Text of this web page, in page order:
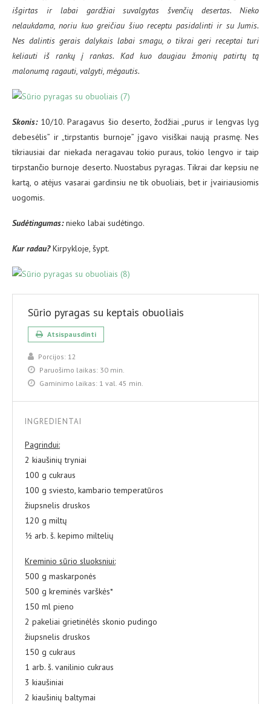
išgirtas ir labai gardžiai suvalgytas švenčių desertas. Nieko
nelaukdama, noriu kuo greičiau šiuo receptu pasidalinti ir su Jumis.
Nes dalintis gerais dalykais labai smagu, o tikrai geri receptai turi
keliauti iš rankų į rankas. Kad kuo daugiau žmonių patirtų tą
malonumą ragauti, valgyti, mėgautis.
Skonis:10/10. Paragavus šio deserto, žodžiai „purus ir lengvas lyg
debesėlis” ir „tirpstantis burnoje” įgavo visiškai naują prasmę. Nes
tikriausiai dar niekada neragavau tokio puraus, tokio lengvo ir taip
tirpstančio burnoje deserto. Nuostabus pyragas. Tikrai dar kepsiu ne
kartą, o atėjus vasarai gardinsiu ne tik obuoliais, bet ir įvairiausiomis
uogomis.
Sudėtingumas:nieko labai sudėtingo.
Kur radau?Kirpykloje, šypt.
Sūrio pyragas su keptais obuoliais
Atsispausdinti
Porcijos: 12
Paruošimo laikas: 30 min.
Gaminimo laikas: 1 val. 45 min.
INGREDIENTAI
Pagrindui:
2 kiaušinių tryniai
100 g cukraus
100 g sviesto, kambario temperatūros
žiupsnelis druskos
120 g miltų
½ arb. š. kepimo miltelių
Kreminio sūrio sluoksniui:
500 g maskarponės
500 g kreminės varškės*
150 ml pieno
2 pakeliai grietinėlės skonio pudingo
žiupsnelis druskos
150 g cukraus
1 arb. š. vanilinio cukraus
3 kiaušiniai
2 kiaušinių baltymai